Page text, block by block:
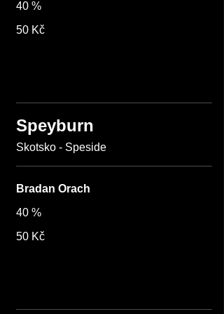
40 %
50 Kč
Speyburn
Skotsko - Speside
Bradan Orach
40 %
50 Kč